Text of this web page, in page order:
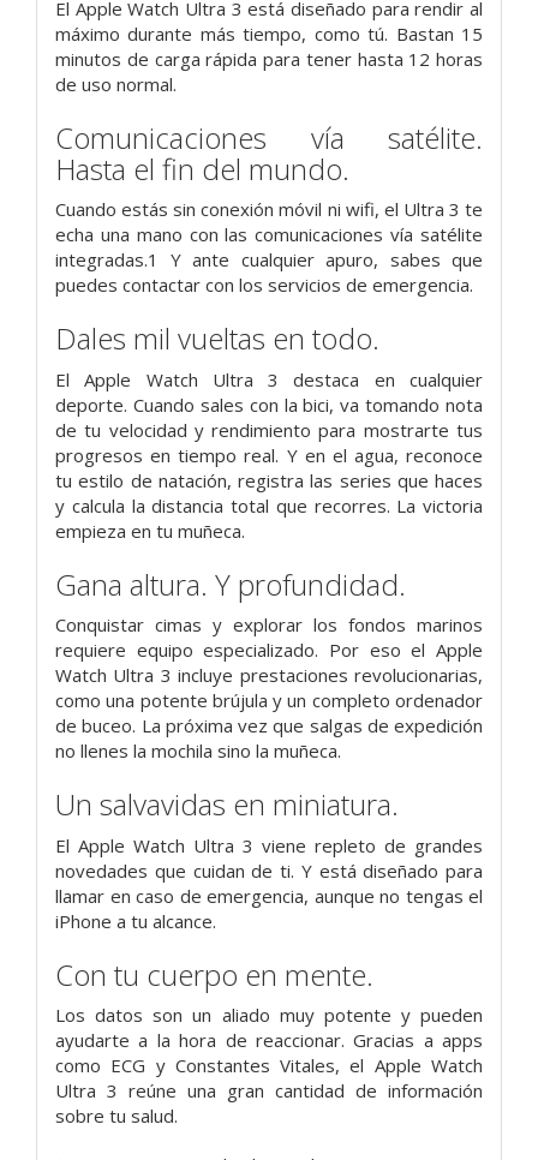
El Apple Watch Ultra 3 está diseñado para rendir al
máximo durante más tiempo, como tú. Bastan 15
minutos de carga rápida para tener hasta 12 horas
de uso normal.
Comunicaciones vía satélite.
Hasta el fin del mundo.
Cuando estás sin conexión móvil ni wifi, el Ultra 3 te
echa una mano con las comunicaciones vía satélite
integradas.1 Y ante cualquier apuro, sabes que
puedes contactar con los servicios de emergencia.
Dales mil vueltas en todo.
El Apple Watch Ultra 3 destaca en cualquier
deporte. Cuando sales con la bici, va tomando nota
de tu velocidad y rendi­miento para mostrarte tus
progresos en tiempo real. Y en el agua, reconoce
tu estilo de natación, registra las series que haces
y calcula la distancia total que recorres. La victoria
empieza en tu muñeca.
Gana altura. Y profundidad.
Conquistar cimas y explorar los fondos marinos
requiere equipo especializado. Por eso el Apple
Watch Ultra 3 incluye prestaciones revolucionarias,
como una potente brújula y un completo ordenador
de buceo. La próxima vez que salgas de expedición
no llenes la mochila sino la muñeca.
Un salvavidas en miniatura.
El Apple Watch Ultra 3 viene repleto de grandes
novedades que cuidan de ti. Y está diseñado para
llamar en caso de emergencia, aunque no tengas el
iPhone a tu alcance.
Con tu cuerpo en mente.
Los datos son un aliado muy potente y pueden
ayudarte a la hora de reaccionar. Gracias a apps
como ECG y Constantes Vitales, el Apple Watch
Ultra 3 reúne una gran cantidad de información
sobre tu salud.